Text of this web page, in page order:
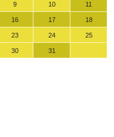
9 10 11
16 17 18
23 24 25
30 31